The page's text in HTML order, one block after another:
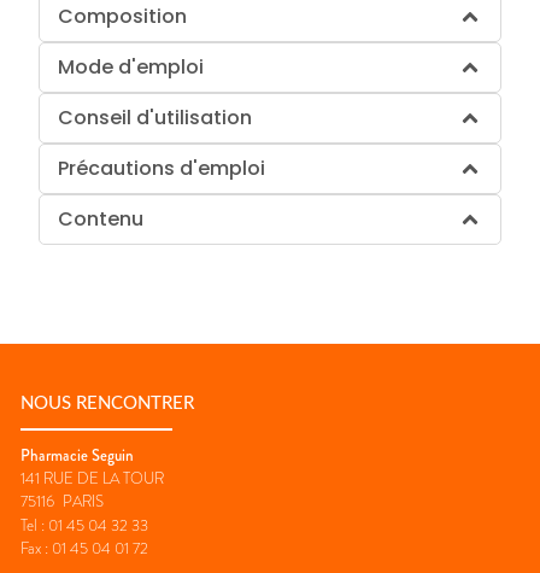
Composition
Mode d'emploi
Conseil d'utilisation
Précautions d'emploi
Contenu
NOUS RENCONTRER
Pharmacie Seguin
141 RUE DE LA TOUR
75116 PARIS
Tel : 01 45 04 32 33
Fax : 01 45 04 01 72